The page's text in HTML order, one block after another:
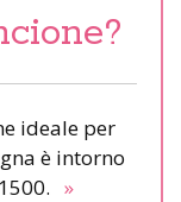
ideale per
è intorno
»